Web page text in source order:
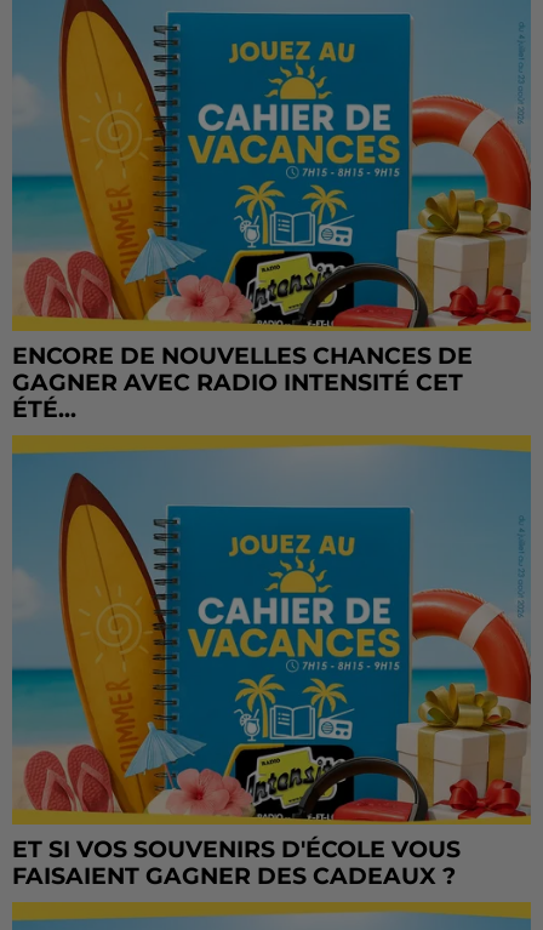
ENCORE DE NOUVELLES CHANCES DE
GAGNER AVEC RADIO INTENSITÉ CET
ÉTÉ...
ET SI VOS SOUVENIRS D'ÉCOLE VOUS
FAISAIENT GAGNER DES CADEAUX ?